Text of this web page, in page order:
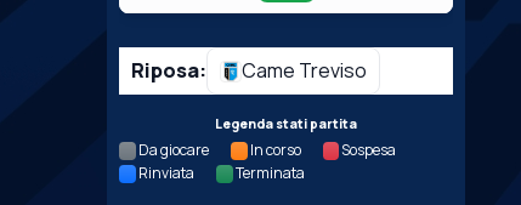
Riposa: Came Treviso
Legenda stati partita
Da giocare In corso
Sospesa
Rinviata
Terminata